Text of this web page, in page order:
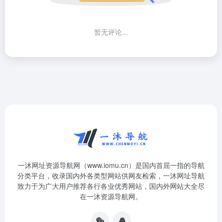
暂无评论...
一沐网址资源导航网（www.iomu.cn）是国内首屈一指的导航
分类平台，收录国内外各类型网站供网友检索，一沐网址导航
致力于为广大用户推荐各行各业优秀网站，国内外网站大全尽
在一沐资源导航网。